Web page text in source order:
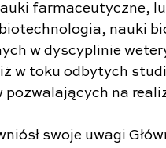
farmaceutyczne,
nauki
w dyscyplinie
w toku odbytych
pozwalających na
swoje uwagi